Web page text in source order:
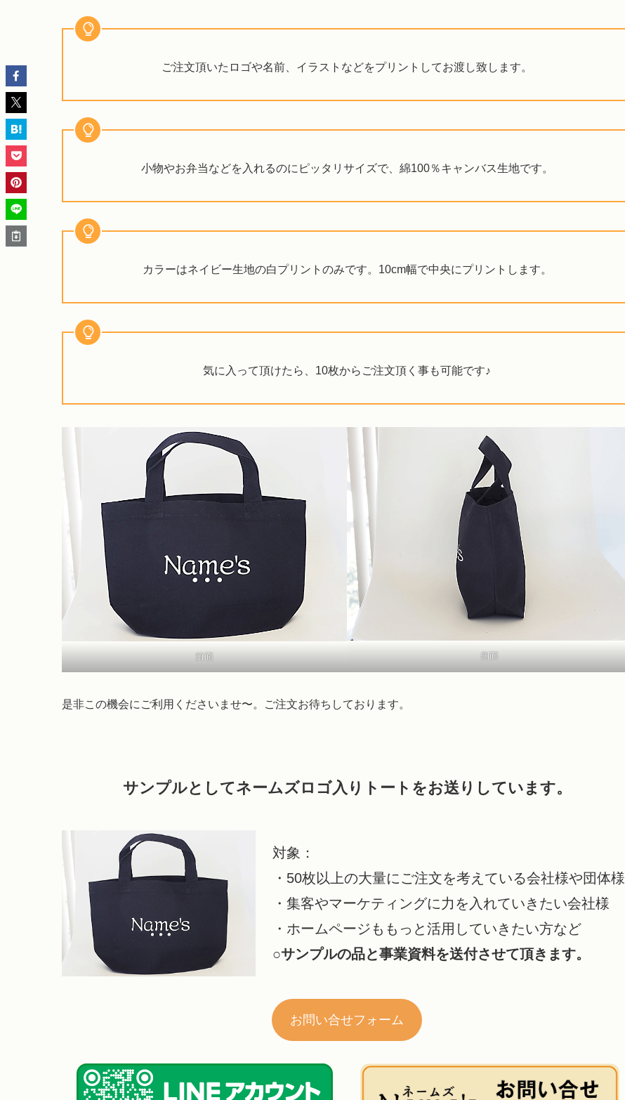
ご注文頂いたロゴや名前、イラストなどをプリントしてお渡し致します。
小物やお弁当などを入れるのにピッタリサイズで、綿100％キャンバス生地です。
カラーはネイビー生地の白プリントのみです。10cm幅で中央にプリントします。
気に入って頂けたら、10枚からご注文頂く事も可能です♪
前面 側面
是非この機会にご利用くださいませ〜。ご注文お待ちしております。
サンプルとしてネームズロゴ入りトートをお送りしています。
対象：
・50枚以上の大量にご注文を考えている会社様や団体様
・集客やマーケティングに力を入れていきたい会社様
・ホームページももっと活用していきたい方など
○サンプルの品と事業資料を送付させて頂きます。
お問い合せフォーム